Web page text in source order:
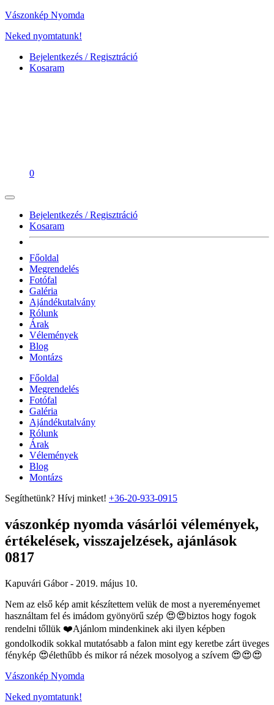
Vászonkép Nyomda
Neked nyomtatunk!
Bejelentkezés / Regisztráció
Kosaram
0
Bejelentkezés / Regisztráció
Kosaram
Főoldal
Megrendelés
Fotófal
Galéria
Ajándékutalvány
Rólunk
Árak
Vélemények
Blog
Montázs
Főoldal
Megrendelés
Fotófal
Galéria
Ajándékutalvány
Rólunk
Árak
Vélemények
Blog
Montázs
Segíthetünk? Hívj minket! +36-20-933-0915
vászonkép nyomda vásárlói vélemények,
értékelések, visszajelzések, ajánlások
0817
Kapuvári Gábor - 2019. május 10.
Nem az első kép amit készítettem velük de most a nyereményemet
használtam fel és imádom gyönyörű szép 😍😍biztos hogy fogok
rendelni tőllük ❤️Ajánlom mindenkinek aki ilyen képben
gondolkodik sokkal mutatósabb a falon mint egy keretbe zárt üveges
fénykép 😍élethűbb és mikor rá nézek mosolyog a szívem 😍😍😍
Vászonkép Nyomda
Neked nyomtatunk!